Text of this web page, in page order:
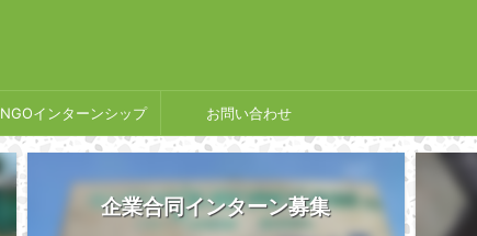
NGOインターンシップ お問い合わせ
企業合同インターン募集